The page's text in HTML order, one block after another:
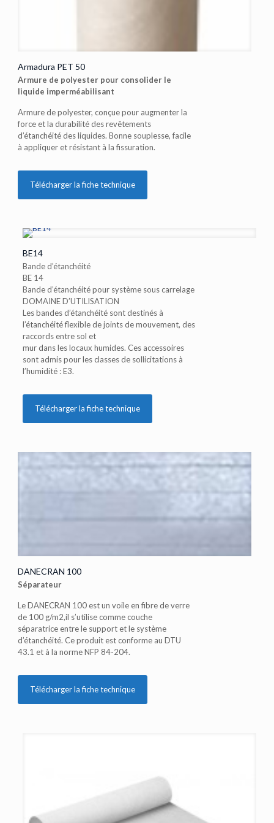
Armadura PET 50
Armure de polyester pour consolider le
liquide imperméabilisant
Armure de polyester, conçue pour augmenter la
force et la durabilité des revêtements
d’étanchéité des liquides. Bonne souplesse, facile
à appliquer et résistant à la fissuration.
Télécharger la fiche technique
BE14
Bande d’étanchéité
BE 14
Bande d’étanchéité pour système sous carrelage
DOMAINE D’UTILISATION
Les bandes d’étanchéité sont destinés à
l’étanchéité flexible de joints de mouvement, des
raccords entre sol et
mur dans les locaux humides. Ces accessoires
sont admis pour les classes de sollicitations à
l’humidité : E3.
Télécharger la fiche technique
DANECRAN 100
Séparateur
Le DANECRAN 100 est un voile en fibre de verre
de 100 g/m2,il s’utilise comme couche
séparatrice entre le support et le système
d’étanchéité. Ce produit est conforme au DTU
43.1 et à la norme NFP 84-204.
Télécharger la fiche technique